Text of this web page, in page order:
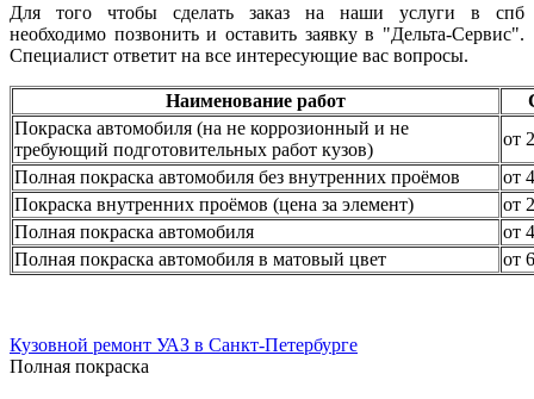
Для того чтобы сделать заказ на наши услуги в спб
необходимо позвонить и оставить заявку в "Дельта-Сервис".
Специалист ответит на все интересующие вас вопросы.
Наименование работ
Покраска автомобиля (на не коррозионный и не
требующий подготовительных работ кузов)
от
Полная покраска автомобиля без внутренних проёмов
от
Покраска внутренних проёмов (цена за элемент)
от
Полная покраска автомобиля
от
Полная покраска автомобиля в матовый цвет
от
Кузовной ремонт УАЗ в Санкт-Петербурге
Полная покраска